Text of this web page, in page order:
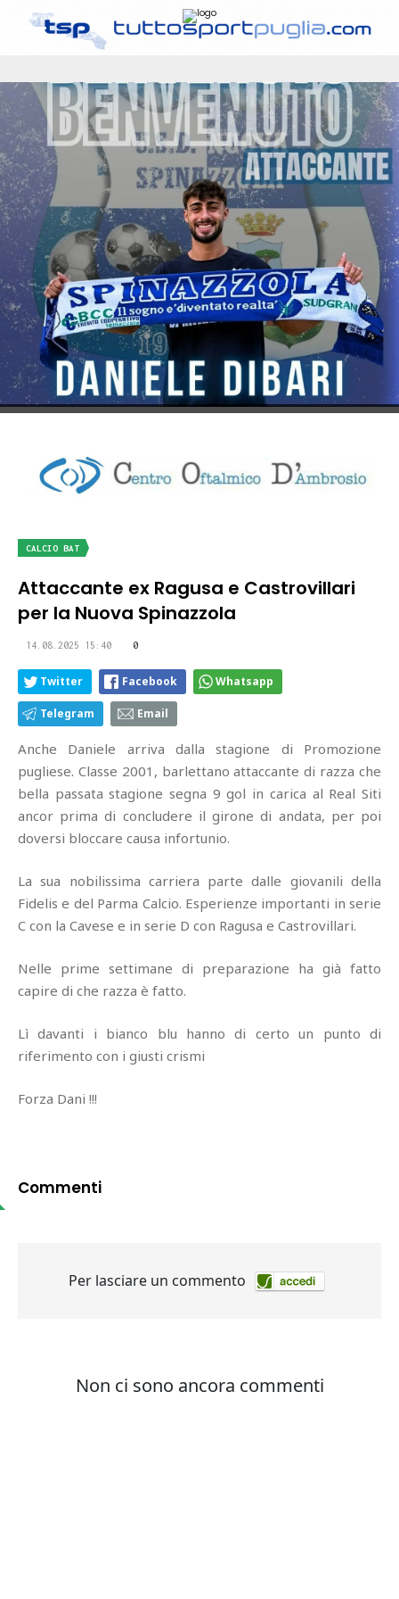
CALCIO BAT
Attaccante ex Ragusa e Castrovillari
per la Nuova Spinazzola
14.08.2025 15:40 0
Twitter Facebook Whatsapp
Telegram Email
Anche Daniele arriva dalla stagione di Promozione
pugliese. Classe 2001, barlettano attaccante di razza che
bella passata stagione segna 9 gol in carica al Real Siti
ancor prima di concludere il girone di andata, per poi
doversi bloccare causa infortunio.
La sua nobilissima carriera parte dalle giovanili della
Fidelis e del Parma Calcio. Esperienze importanti in serie
C con la Cavese e in serie D con Ragusa e Castrovillari.
Nelle prime settimane di preparazione ha già fatto
capire di che razza è fatto.
Lì davanti i bianco blu hanno di certo un punto di
riferimento con i giusti crismi
Forza Dani !!!
Commenti